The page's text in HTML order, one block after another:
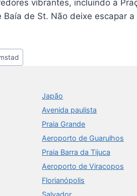
vibrantes, incluindo a
de St. Não deixe escapar
Japão
Avenida paulista
Praia Grande
Aeroporto de Guarulhos
Praia Barra da Tijuca
Aeroporto de Viracopos
Florianópolis